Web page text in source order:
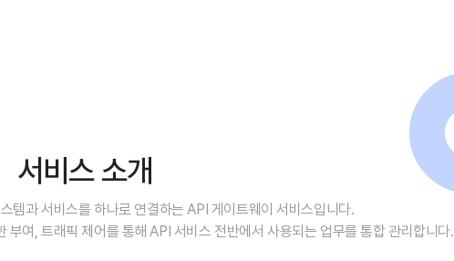
서비스 소개
템과 서비스를 하나로 연결하는 API 게이트웨이 서비스입니다.
여, 트래픽 제어를 통해 API 서비스 전반에서 사용되는 업무를 통합 관리합니다.